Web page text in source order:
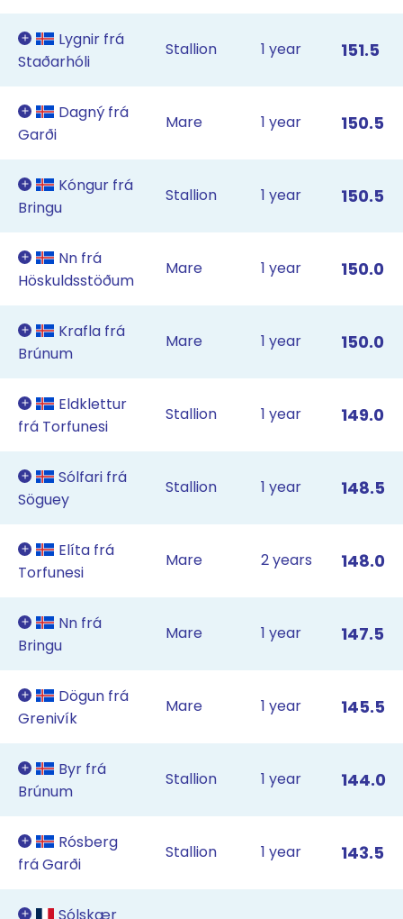
Lygnir frá
Staðarhóli
Stallion 1 year 151.5
Dagný frá
Garði
Mare 1 year 150.5
Kóngur frá
Bringu
Stallion 1 year 150.5
Nn frá
Höskuldsstöðum
Mare 1 year 150.0
Krafla frá
Brúnum
Mare 1 year 150.0
Eldklettur
frá Torfunesi
Stallion 1 year 149.0
Sólfari frá
Söguey
Stallion 1 year 148.5
Elíta frá
Torfunesi
Mare 2 years 148.0
Nn frá
Bringu
Mare 1 year 147.5
Dögun frá
Grenivík
Mare 1 year 145.5
Byr frá
Brúnum
Stallion 1 year 144.0
Rósberg
frá Garði
Stallion 1 year 143.5
Sólskær